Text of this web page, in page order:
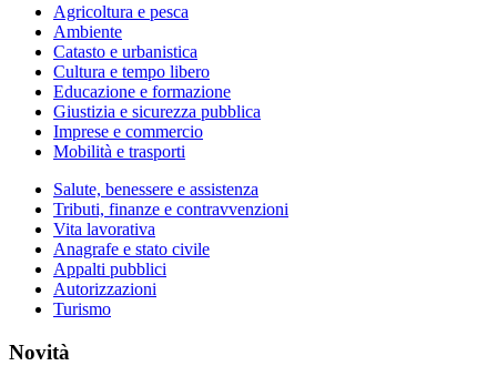
Agricoltura e pesca
Ambiente
Catasto e urbanistica
Cultura e tempo libero
Educazione e formazione
Giustizia e sicurezza pubblica
Imprese e commercio
Mobilità e trasporti
Salute, benessere e assistenza
Tributi, finanze e contravvenzioni
Vita lavorativa
Anagrafe e stato civile
Appalti pubblici
Autorizzazioni
Turismo
Novità